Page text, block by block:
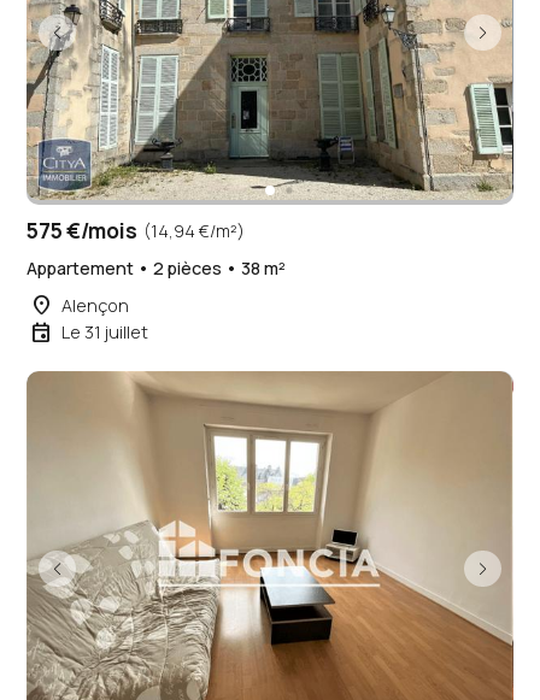
575 €/mois (14,94 €/m²)
Appartement • 2 pièces • 38 m²
place Alençon
event Le 31 juillet